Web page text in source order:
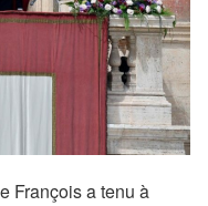
François a tenu à